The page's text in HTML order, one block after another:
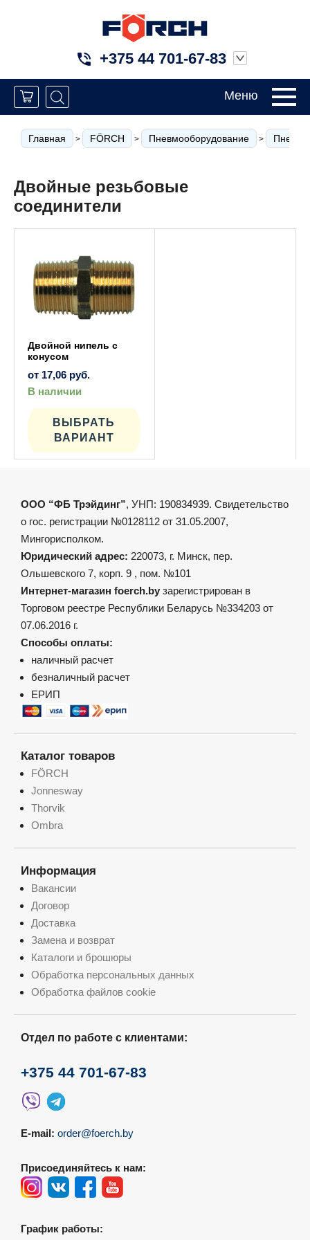
+375 44 701-67-83
Меню
Главная > FÖRCH > Пневмооборудование >
Двойные резьбовые
соединители
Двойной нипель с
конусом
от 17,06 руб.
В наличии
ВЫБРАТЬ
ВАРИАНТ
имеет
вариаций.
можно
товара.
ООО “ФБ Трэйдинг”, УНП: 190834939. Свидетельство
о гос. регистрации №0128112 от 31.05.2007,
Мингорисполком.
Юридический адрес: 220073, г. Минск, пер.
Ольшевского 7, корп. 9 , пом. №101
Интернет-магазин foerch.by зарегистрирован в
Торговом реестре Республики Беларусь №334203 от
07.06.2016 г.
Способы оплаты:
наличный расчет
безналичный расчет
ЕРИП
Каталог товаров
FÖRCH
Jonnesway
Thorvik
Ombra
Информация
Вакансии
Договор
Доставка
Замена и возврат
Каталоги и брошюры
Обработка персональных данных
Обработка файлов cookie
Отдел по работе с клиентами:
+375 44 701-67-83
E-mail: order@foerch.by
Присоединяйтесь к нам:
График работы: